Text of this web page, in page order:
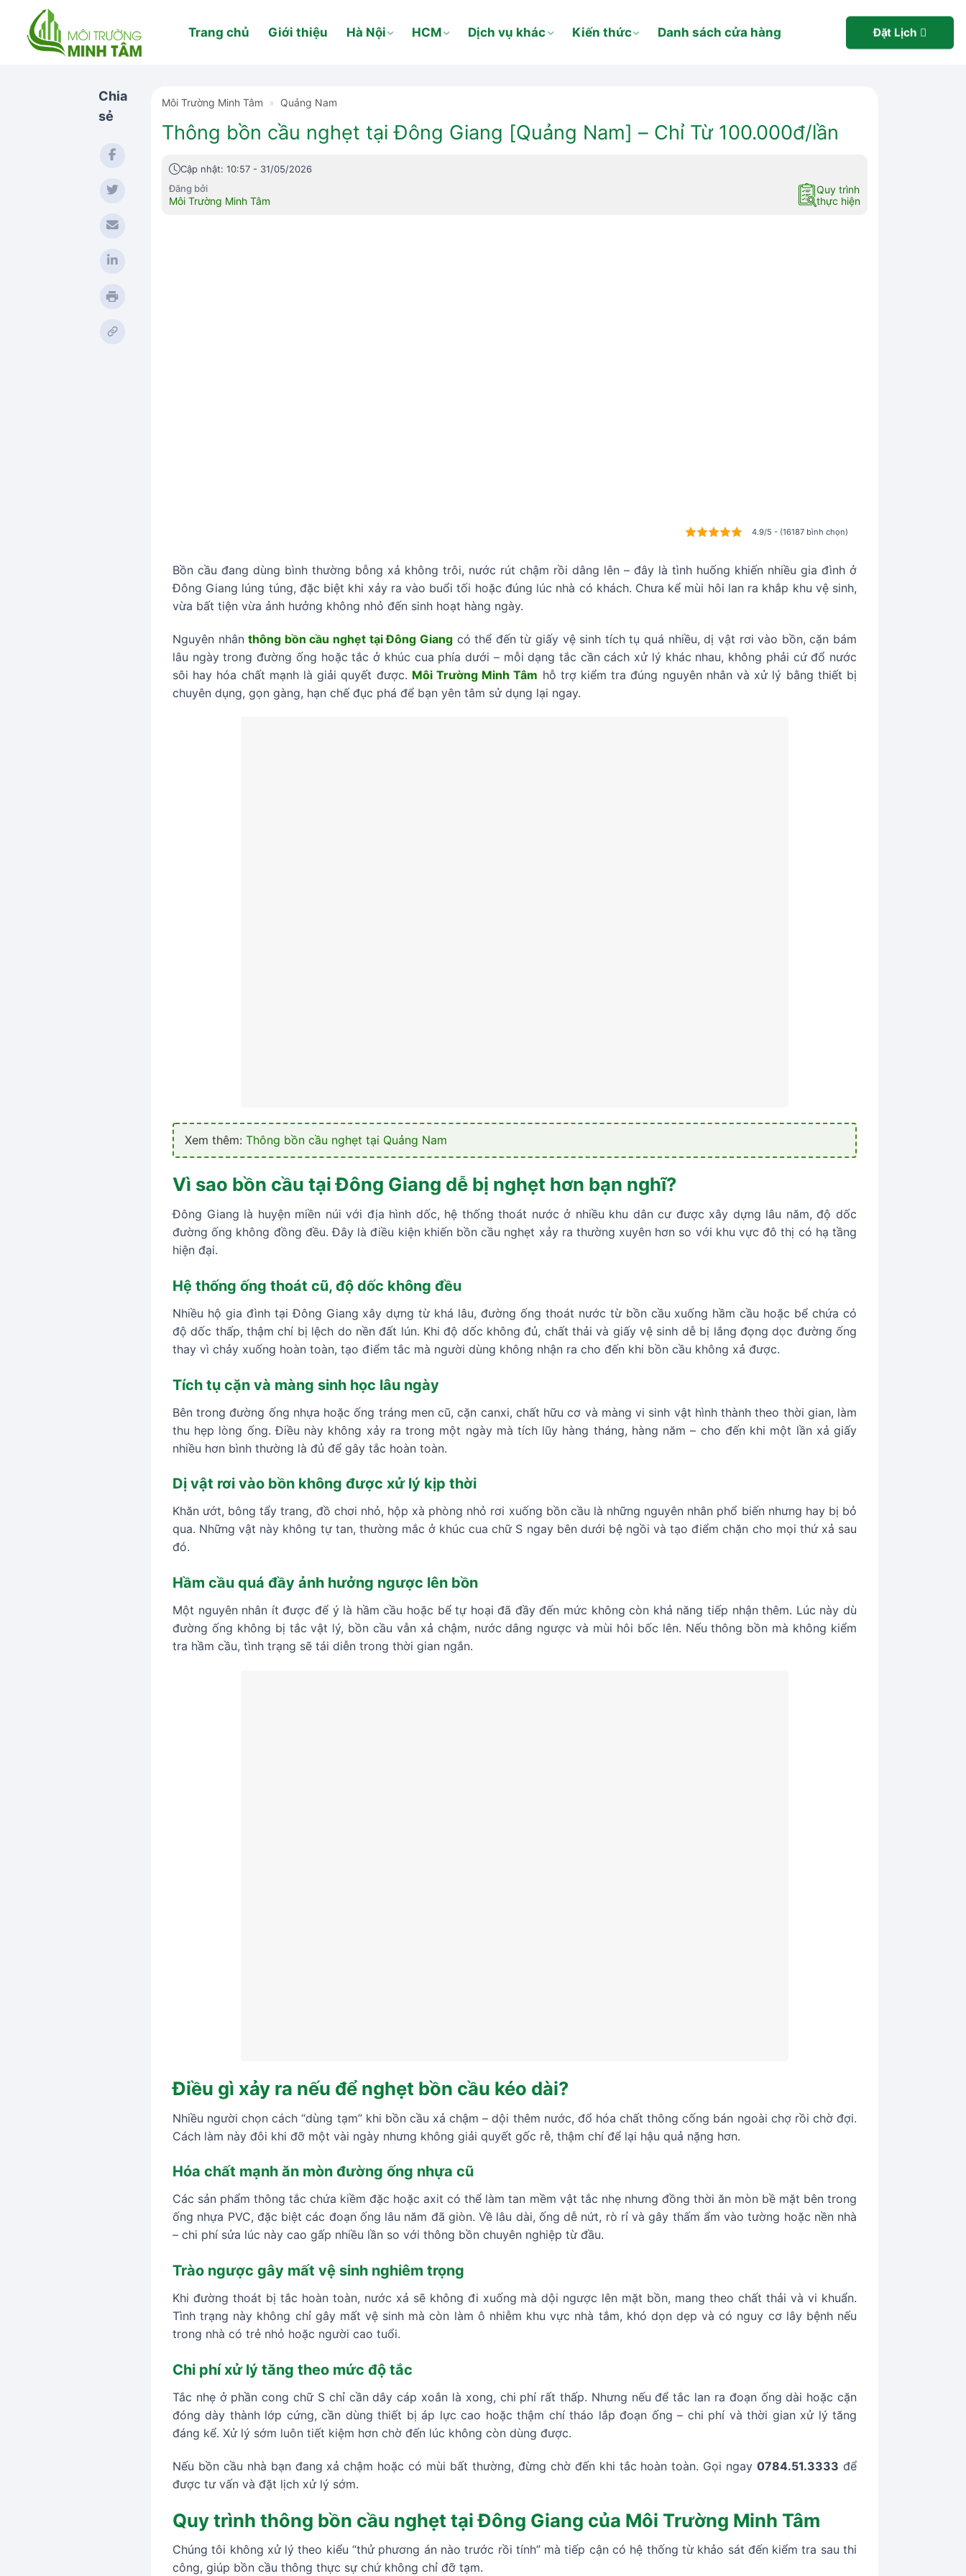
content
Trang chủ Giới thiệu Hà Nội HCM Dịch vụ khác Kiến thức Danh sách cửa hàng Đặt Lịch
Chia
sẻ
Môi Trường Minh Tâm » Quảng Nam
Thông bồn cầu nghẹt tại Đông Giang [Quảng Nam] – Chỉ Từ 100.000đ/lần
Cập nhật: 10:57 - 31/05/2026
Đăng bởi
Môi Trường Minh Tâm
Quy trình
thực hiện
4.9/5 - (16187 bình chọn)
Bồn cầu đang dùng bình thường bỗng xả không trôi, nước rút chậm rồi dâng lên – đây là tình huống khiến nhiều gia đình ở
Đông Giang lúng túng, đặc biệt khi xảy ra vào buổi tối hoặc đúng lúc nhà có khách. Chưa kể mùi hôi lan ra khắp khu vệ sinh,
vừa bất tiện vừa ảnh hưởng không nhỏ đến sinh hoạt hàng ngày.
Nguyên nhânthông bồn cầu nghẹt tại Đông Giangcó thể đến từ giấy vệ sinh tích tụ quá nhiều, dị vật rơi vào bồn, cặn bám
lâu ngày trong đường ống hoặc tắc ở khúc cua phía dưới – mỗi dạng tắc cần cách xử lý khác nhau, không phải cứ đổ nước
sôi hay hóa chất mạnh là giải quyết được. Môi Trường Minh Tâm hỗ trợ kiểm tra đúng nguyên nhân và xử lý bằng thiết bị
chuyên dụng, gọn gàng, hạn chế đục phá để bạn yên tâm sử dụng lại ngay.
Xem thêm: Thông bồn cầu nghẹt tại Quảng Nam
Vì sao bồn cầu tại Đông Giang dễ bị nghẹt hơn bạn nghĩ?
Đông Giang là huyện miền núi với địa hình dốc, hệ thống thoát nước ở nhiều khu dân cư được xây dựng lâu năm, độ dốc
đường ống không đồng đều. Đây là điều kiện khiến bồn cầu nghẹt xảy ra thường xuyên hơn so với khu vực đô thị có hạ tầng
hiện đại.
Hệ thống ống thoát cũ, độ dốc không đều
Nhiều hộ gia đình tại Đông Giang xây dựng từ khá lâu, đường ống thoát nước từ bồn cầu xuống hầm cầu hoặc bể chứa có
độ dốc thấp, thậm chí bị lệch do nền đất lún. Khi độ dốc không đủ, chất thải và giấy vệ sinh dễ bị lắng đọng dọc đường ống
thay vì chảy xuống hoàn toàn, tạo điểm tắc mà người dùng không nhận ra cho đến khi bồn cầu không xả được.
Tích tụ cặn và màng sinh học lâu ngày
Bên trong đường ống nhựa hoặc ống tráng men cũ, cặn canxi, chất hữu cơ và màng vi sinh vật hình thành theo thời gian, làm
thu hẹp lòng ống. Điều này không xảy ra trong một ngày mà tích lũy hàng tháng, hàng năm – cho đến khi một lần xả giấy
nhiều hơn bình thường là đủ để gây tắc hoàn toàn.
Dị vật rơi vào bồn không được xử lý kịp thời
Khăn ướt, bông tẩy trang, đồ chơi nhỏ, hộp xà phòng nhỏ rơi xuống bồn cầu là những nguyên nhân phổ biến nhưng hay bị bỏ
qua. Những vật này không tự tan, thường mắc ở khúc cua chữ S ngay bên dưới bệ ngồi và tạo điểm chặn cho mọi thứ xả sau
đó.
Hầm cầu quá đầy ảnh hưởng ngược lên bồn
Một nguyên nhân ít được để ý là hầm cầu hoặc bể tự hoại đã đầy đến mức không còn khả năng tiếp nhận thêm. Lúc này dù
đường ống không bị tắc vật lý, bồn cầu vẫn xả chậm, nước dâng ngược và mùi hôi bốc lên. Nếu thông bồn mà không kiểm
tra hầm cầu, tình trạng sẽ tái diễn trong thời gian ngắn.
Điều gì xảy ra nếu để nghẹt bồn cầu kéo dài?
Nhiều người chọn cách “dùng tạm” khi bồn cầu xả chậm – dội thêm nước, đổ hóa chất thông cống bán ngoài chợ rồi chờ đợi.
Cách làm này đôi khi đỡ một vài ngày nhưng không giải quyết gốc rễ, thậm chí để lại hậu quả nặng hơn.
Hóa chất mạnh ăn mòn đường ống nhựa cũ
Các sản phẩm thông tắc chứa kiềm đặc hoặc axit có thể làm tan mềm vật tắc nhẹ nhưng đồng thời ăn mòn bề mặt bên trong
ống nhựa PVC, đặc biệt các đoạn ống lâu năm đã giòn. Về lâu dài, ống dễ nứt, rò rỉ và gây thấm ẩm vào tường hoặc nền nhà
– chi phí sửa lúc này cao gấp nhiều lần so với thông bồn chuyên nghiệp từ đầu.
Trào ngược gây mất vệ sinh nghiêm trọng
Khi đường thoát bị tắc hoàn toàn, nước xả sẽ không đi xuống mà dội ngược lên mặt bồn, mang theo chất thải và vi khuẩn.
Tình trạng này không chỉ gây mất vệ sinh mà còn làm ô nhiễm khu vực nhà tắm, khó dọn dẹp và có nguy cơ lây bệnh nếu
trong nhà có trẻ nhỏ hoặc người cao tuổi.
Chi phí xử lý tăng theo mức độ tắc
Tắc nhẹ ở phần cong chữ S chỉ cần dây cáp xoắn là xong, chi phí rất thấp. Nhưng nếu để tắc lan ra đoạn ống dài hoặc cặn
đóng dày thành lớp cứng, cần dùng thiết bị áp lực cao hoặc thậm chí tháo lắp đoạn ống – chi phí và thời gian xử lý tăng
đáng kể. Xử lý sớm luôn tiết kiệm hơn chờ đến lúc không còn dùng được.
Nếu bồn cầu nhà bạn đang xả chậm hoặc có mùi bất thường, đừng chờ đến khi tắc hoàn toàn. Gọi ngay0784.51.3333 để
được tư vấn và đặt lịch xử lý sớm.
Quy trình thông bồn cầu nghẹt tại Đông Giang của Môi Trường Minh Tâm
Chúng tôi không xử lý theo kiểu “thử phương án nào trước rồi tính” mà tiếp cận có hệ thống từ khảo sát đến kiểm tra sau thi
công, giúp bồn cầu thông thực sự chứ không chỉ đỡ tạm.